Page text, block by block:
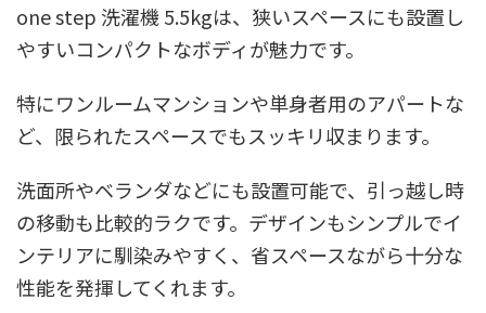
one step 洗濯機 5.5kgは、狭いスペースにも設置し
やすいコンパクトなボディが魅力です。
特にワンルームマンションや単身者用のアパートな
ど、限られたスペースでもスッキリ収まります。
洗面所やベランダなどにも設置可能で、引っ越し時
の移動も比較的ラクです。デザインもシンプルでイ
ンテリアに馴染みやすく、省スペースながら十分な
性能を発揮してくれます。